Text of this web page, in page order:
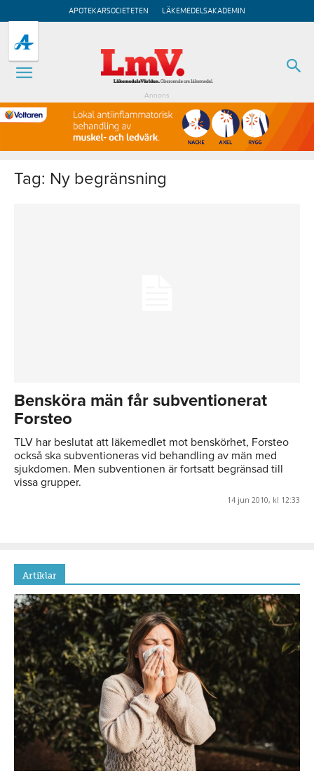
APOTEKARSOCIETETEN LÄKEMEDELSAKADEMIN
Annons
Tag: Ny begränsning
Bensköra män får subventionerat
Forsteo
TLV har beslutat att läkemedlet mot benskörhet, Forsteo
också ska subventioneras vid behandling av män med
sjukdomen. Men subventionen är fortsatt begränsad till
vissa grupper.
14 jun 2010, kl 12:33
Artiklar